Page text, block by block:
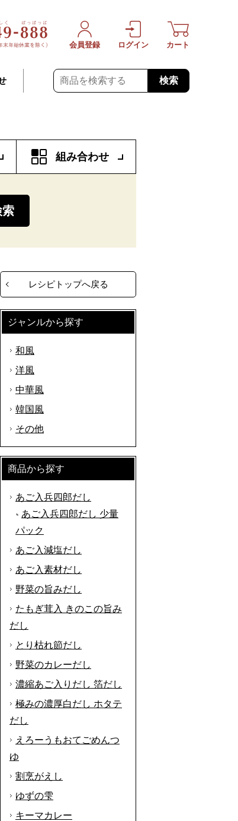
検索
会員登録 ログイン カート
組み合わせ
レシピトップへ戻る
ジャンルから探す
和風
洋風
中華風
韓国風
その他
商品から探す
あご入兵四郎だし
あご入兵四郎だし 少量
パック
あご入減塩だし
あご入素材だし
野菜の旨みだし
たもぎ茸入 きのこの旨み
だし
とり枯れ節だし
野菜のカレーだし
濃縮あご入りだし 箔だし
極みの濃厚白だし ホタテ
だし
えろーうもおてごめんつ
ゆ
割烹がえし
ゆずの雫
キーマカレー